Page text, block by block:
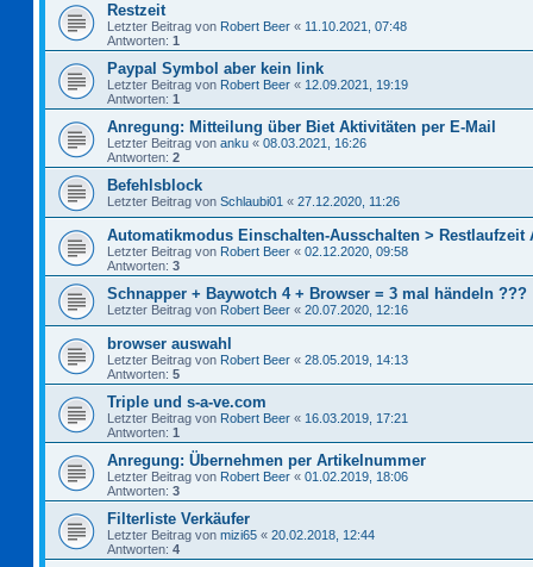
Restzeit
Letzter Beitrag von Robert Beer « 11.10.2021, 07:48
Antworten: 1
Paypal Symbol aber kein link
Letzter Beitrag von Robert Beer « 12.09.2021, 19:19
Antworten: 1
Anregung: Mitteilung über Biet Aktivitäten per E-Mail
Letzter Beitrag von anku « 08.03.2021, 16:26
Antworten: 2
Befehlsblock
Letzter Beitrag von Schlaubi01 « 27.12.2020, 11:26
Automatikmodus Einschalten-Ausschalten > Restlaufzeit
Letzter Beitrag von Robert Beer « 02.12.2020, 09:58
Antworten: 3
Schnapper + Baywotch 4 + Browser = 3 mal händeln ???
Letzter Beitrag von Robert Beer « 20.07.2020, 12:16
browser auswahl
Letzter Beitrag von Robert Beer « 28.05.2019, 14:13
Antworten: 5
Triple und s-a-ve.com
Letzter Beitrag von Robert Beer « 16.03.2019, 17:21
Antworten: 1
Anregung: Übernehmen per Artikelnummer
Letzter Beitrag von Robert Beer « 01.02.2019, 18:06
Antworten: 3
Filterliste Verkäufer
Letzter Beitrag von mizi65 « 20.02.2018, 12:44
Antworten: 4